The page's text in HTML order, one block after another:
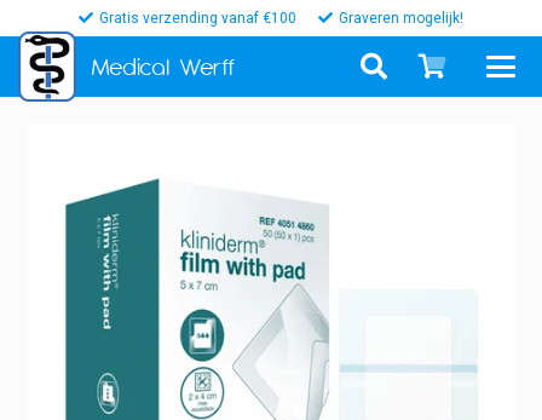
Gratis verzending vanaf €100 Graveren mogelijk!
Medical Werff